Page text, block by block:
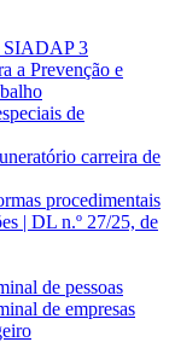
SIADAP 3
a Prevenção e
de
carreira de
procedimentais
| DL n.º 27/25, de
de pessoas
de empresas